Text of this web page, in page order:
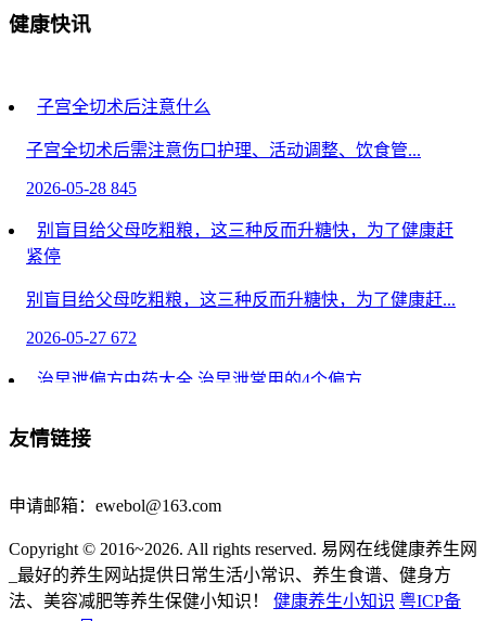
健康快讯
子宫全切术后注意什么
子宫全切术后需注意伤口护理、活动调整、饮食管...
2026-05-28 845
别盲目给父母吃粗粮，这三种反而升糖快，为了健康赶
紧停
别盲目给父母吃粗粮，这三种反而升糖快，为了健康赶...
2026-05-27 672
治早迣偏方中药大全 治早泄常用的4个偏方
生活中很多夫妻存在性生活不和谐的问题，大多是都...
子宫衰老怎么调
子宫衰老可通过饮食调节、规律作息、心理疏导、...
2026-05-20 1379
友情链接
申请邮箱：ewebol@163.com
Copyright © 2016~2026. All rights reserved. 易网在线健康养生网
_最好的养生网站提供日常生活小常识、养生食谱、健身方
法、美容减肥等养生保健小知识！ 健康养生小知识 粤ICP备